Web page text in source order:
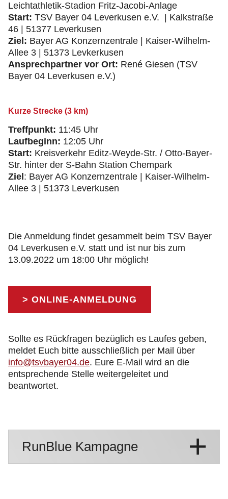
Leichtathletik-Stadion Fritz-Jacobi-Anlage
Start: TSV Bayer 04 Leverkusen e.V. | Kalkstraße
46 | 51377 Leverkusen
Ziel: Bayer AG Konzernzentrale | Kaiser-Wilhelm-
Allee 3 | 51373 Levkerkusen
Ansprechpartner vor Ort: René Giesen (TSV
Bayer 04 Leverkusen e.V.)
Kurze Strecke (3 km)
Treffpunkt: 11:45 Uhr
Laufbeginn: 12:05 Uhr
Start: Kreisverkehr Editz-Weyde-Str. / Otto-Bayer-
Str. hinter der S-Bahn Station Chempark
Ziel : Bayer AG Konzernzentrale | Kaiser-Wilhelm-
Allee 3 | 51373 Leverkusen
Die Anmeldung findet gesammelt beim TSV Bayer
04 Leverkusen e.V. statt und ist nur bis zum
13.09.2022 um 18:00 Uhr möglich!
> ONLINE-ANMELDUNG
Sollte es Rückfragen bezüglich es Laufes geben,
meldet Euch bitte ausschließlich per Mail über
info@tsvbayer04.de. Eure E-Mail wird an die
entsprechende Stelle weitergeleitet und
beantwortet.
RunBlue Kampagne